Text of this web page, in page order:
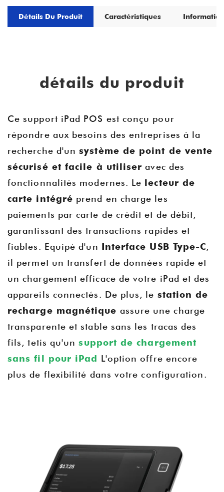
Détails Du Produit Caractéristiques
détails du produit
Ce support iPad POS est conçu pour
répondre aux besoins des entreprises à la
recherche d'unsystème de point de vente
sécurisé et facile à utiliser avec des
fonctionnalités modernes. Le lecteur de
carte intégré prend en charge les
paiements par carte de crédit et de débit,
garantissant des transactions rapides et
fiables. Equipé d'un Interface USB Type-C,
il permet un transfert de données rapide et
un chargement efficace de votre iPad et des
appareils connectés. De plus, le station de
recharge magnétique assure une charge
transparente et stable sans les tracas des
fils, tetis qu'unsupport de chargement
sans fil pour iPad L'option offre encore
plus de flexibilité dans votre configuration.